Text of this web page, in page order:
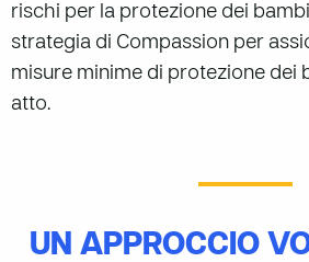
rischi per la protezione dei
strategia di Compassion per
misure minime di protezione dei
atto.
UN APPROCCIO